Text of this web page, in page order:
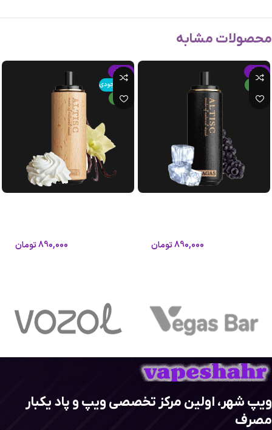
محصولات مشابه
-15%
890,000تومان
-15%
اتمام موجودی
جدید
890,000تومان
ویپ شهر، اولین مرکز تخصصی ویپ و پاد یکبار
مصرف